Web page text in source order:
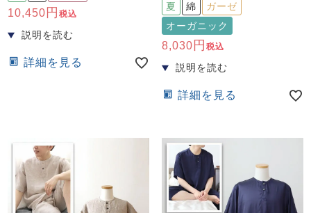
10,450 税込
詳細を見る
夏 綿
ガーゼ
オーガニック
8,030 税込
詳細を見る